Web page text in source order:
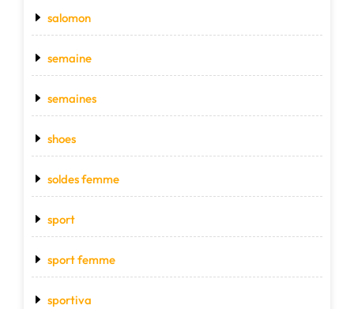
salomon
semaine
semaines
shoes
soldes femme
sport
sport femme
sportiva